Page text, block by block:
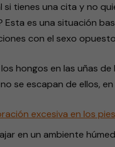
si tienes una cita y no
Esta es una situación
con el sexo
hongos en las uñas
se escapan de ellos,
excesiva en los pies
en un ambiente